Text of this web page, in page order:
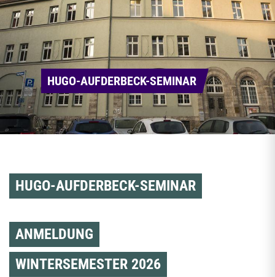
HUGO-AUFDERBECK-SEMINAR
HUGO-AUFDERBECK-SEMINAR
ANMELDUNG
WINTERSEMESTER 2026